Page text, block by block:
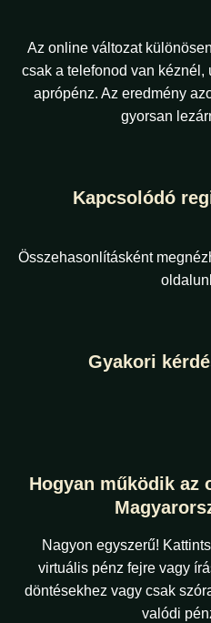
Az online változat
csak a telefonod van kéznél,
aprópénz. Az eredmény
gyorsan
Kapcsolódó
Összehasonlításként
Gyakori
Hogyan működik az
Nagyon egyszerű!
virtuális pénz fejre vagy
döntésekhez vagy csak
valódi